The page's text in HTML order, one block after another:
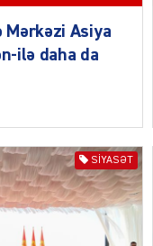
Mərkəzi Asiya
ilə daha da
SIYASƏT